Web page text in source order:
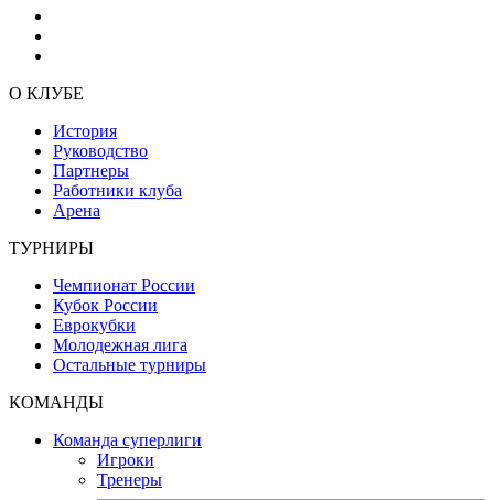
О КЛУБЕ
История
Руководство
Партнеры
Работники клуба
Арена
ТУРНИРЫ
Чемпионат России
Кубок России
Еврокубки
Молодежная лига
Остальные турниры
КОМАНДЫ
Команда суперлиги
Игроки
Тренеры